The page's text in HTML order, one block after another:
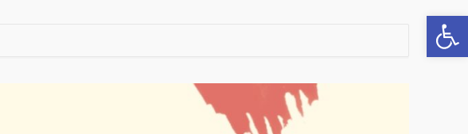
Obre